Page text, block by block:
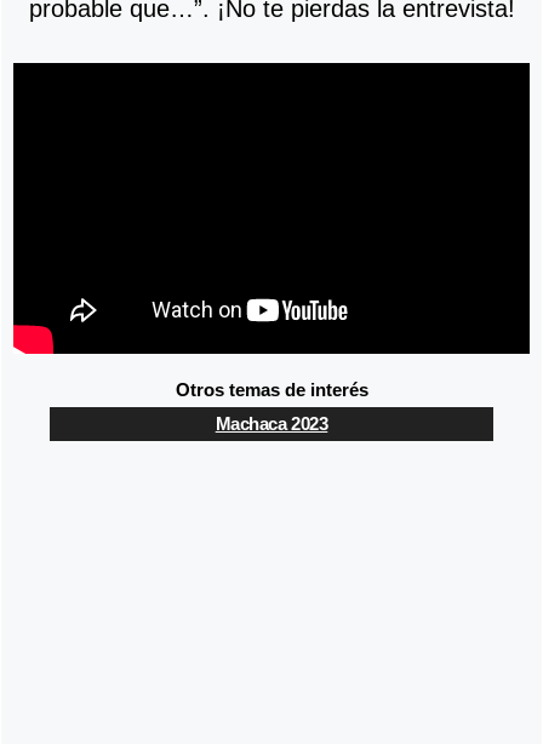
probable que…”. ¡No te pierdas la entrevista!
Otros temas de interés
Machaca 2023